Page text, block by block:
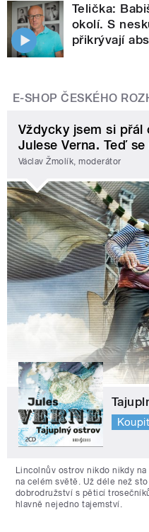
Telička:
okolí. S
přikrývají
E-SHOP ČESKÉHO
Vždycky jsem si
Julese Verna. Teď
Václav Žmolík, moderátor
Koupit
Lincolnův ostrov nikdo nikdy
na celém světě. Už déle než
dobrodružství s pěticí
hlavně nejedno tajemství.